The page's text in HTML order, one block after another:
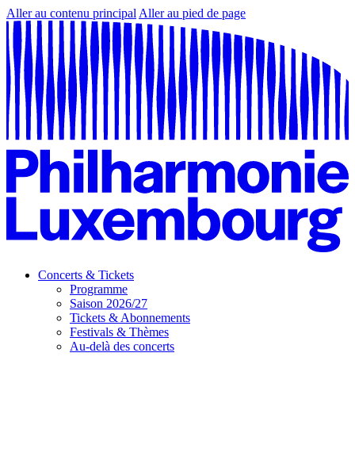
Aller au contenu principal Aller au pied de page
Concerts & Tickets
Programme
Saison 2026/27
Tickets & Abonnements
Festivals & Thèmes
Au-delà des concerts